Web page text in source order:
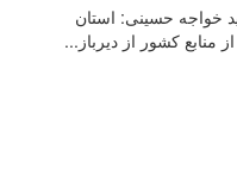
خواجه حسینی: استان